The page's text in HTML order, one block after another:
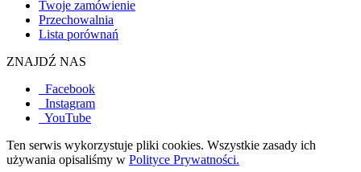
Twoje zamówienie
Przechowalnia
Lista porównań
ZNAJDŹ NAS
Facebook
Instagram
YouTube
Ten serwis wykorzystuje pliki cookies. Wszystkie zasady ich
używania opisaliśmy w Polityce Prywatności.